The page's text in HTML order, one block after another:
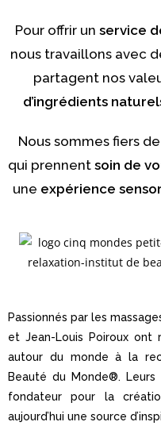
Pour offrir un service
nous travaillons avec
partagent nos
d’ingrédients
Nous sommes fiers
qui prennent soin de
une expérience
Passionnés par les
et Jean-Louis Poiroux ont
autour du monde à la
Beauté du Monde®.
fondateur pour la
aujourd’hui une source